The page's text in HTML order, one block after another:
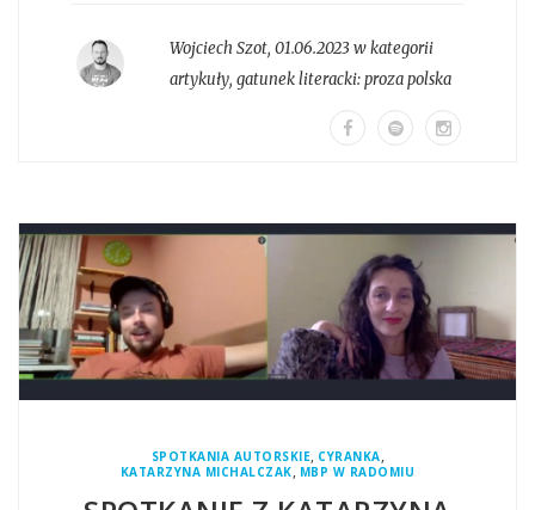
Wojciech Szot, 01.06.2023 w kategorii
artykuły, gatunek literacki:proza polska
SPOTKANIA AUTORSKIE, CYRANKA,
KATARZYNA MICHALCZAK, MBP W RADOMIU